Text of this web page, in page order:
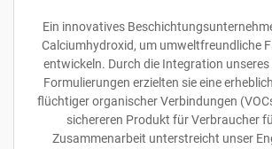
Ein innovatives
Calciumhydroxid, um umweltfreundliche
entwickeln. Durch die Integration unseres
Formulierungen erzielten sie eine
flüchtiger organischer Verbindungen
sichereren Produkt für Verbraucher
Zusammenarbeit unterstreicht unser